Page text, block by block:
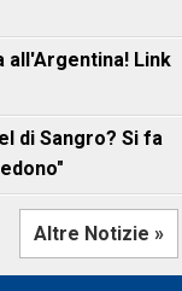
all'Argentina! Link
di Sangro? Si fa
Altre Notizie »